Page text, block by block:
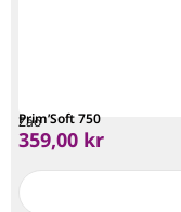
Zao
Prim’Soft 750
359,00 kr